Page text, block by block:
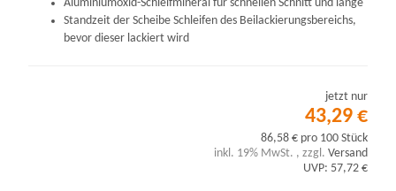
Aluminiumoxid-Schleifmineral für schnellen Schnitt und lange
Standzeit der Scheibe Schleifen des Beilackierungsbereichs,
bevor dieser lackiert wird
jetzt nur
43,29 €
86,58 € pro 100 Stück
inkl. 19% MwSt. , zzgl. Versand
UVP: 57,72 €